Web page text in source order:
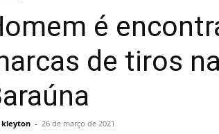
é
de tiros
kleyton - 26 de março de 2021